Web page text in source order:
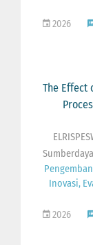
2026
The Effect
Inovasi,
2026